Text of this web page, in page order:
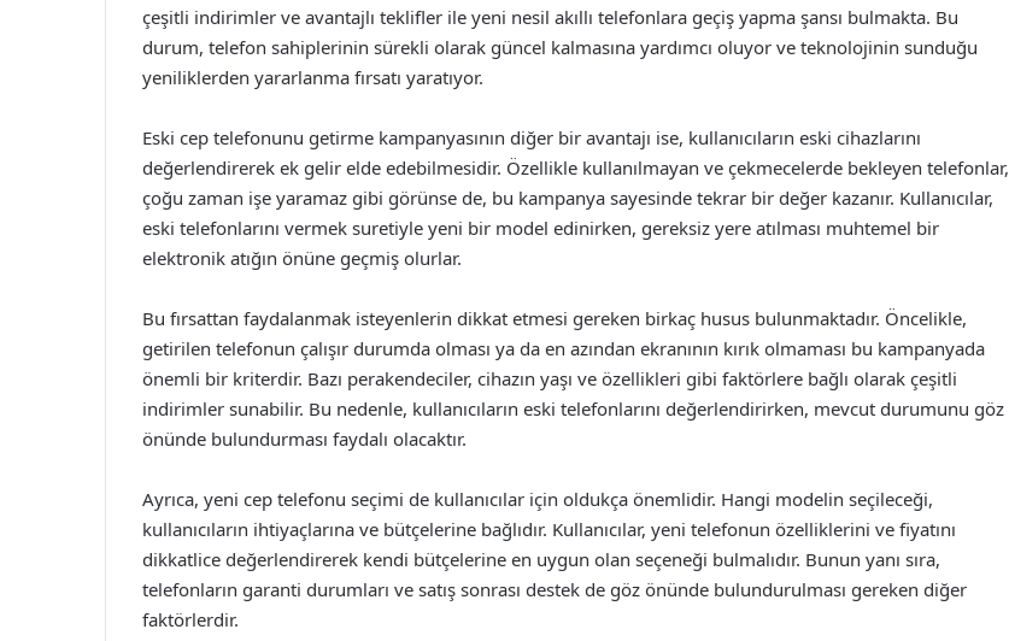
çeşitli indirimler ve avantajlı teklifler ile yeni nesil akıllı telefonlara geçiş yapma şansı bulmakta. Bu
durum, telefon sahiplerinin sürekli olarak güncel kalmasına yardımcı oluyor ve teknolojinin sunduğu
yeniliklerden yararlanma fırsatı yaratıyor.
Eski cep telefonunu getirme kampanyasının diğer bir avantajı ise, kullanıcıların eski cihazlarını
değerlendirerek ek gelir elde edebilmesidir. Özellikle kullanılmayan ve çekmecelerde bekleyen telefonlar,
çoğu zaman işe yaramaz gibi görünse de, bu kampanya sayesinde tekrar bir değer kazanır. Kullanıcılar,
eski telefonlarını vermek suretiyle yeni bir model edinirken, gereksiz yere atılması muhtemel bir
elektronik atığın önüne geçmiş olurlar.
Bu fırsattan faydalanmak isteyenlerin dikkat etmesi gereken birkaç husus bulunmaktadır. Öncelikle,
getirilen telefonun çalışır durumda olması ya da en azından ekranının kırık olmaması bu kampanyada
önemli bir kriterdir. Bazı perakendeciler, cihazın yaşı ve özellikleri gibi faktörlere bağlı olarak çeşitli
indirimler sunabilir. Bu nedenle, kullanıcıların eski telefonlarını değerlendirirken, mevcut durumunu göz
önünde bulundurması faydalı olacaktır.
Ayrıca, yeni cep telefonu seçimi de kullanıcılar için oldukça önemlidir. Hangi modelin seçileceği,
kullanıcıların ihtiyaçlarına ve bütçelerine bağlıdır. Kullanıcılar, yeni telefonun özelliklerini ve fiyatını
dikkatlice değerlendirerek kendi bütçelerine en uygun olan seçeneği bulmalıdır. Bunun yanı sıra,
telefonların garanti durumları ve satış sonrası destek de göz önünde bulundurulması gereken diğer
faktörlerdir.